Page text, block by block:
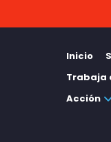
Inicio
Trabaja
Acción